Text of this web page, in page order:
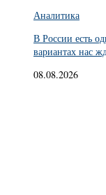
Аналитика
В России есть
вариантах нас
08.08.2026